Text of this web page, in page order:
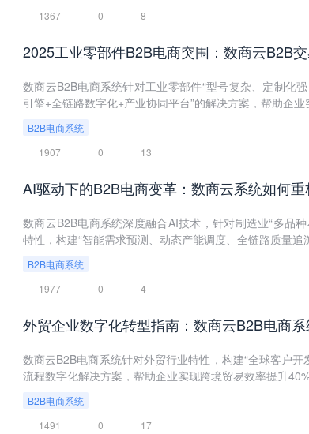
1367
0 8
2025工业零部件B2B电商突围：数商云B2B
数商云B2B电商系统针对工业零部件“型号复杂、定制化
引擎+全链路数字化+产业协同平台”的解决方案，帮助企业
B2B电商系统
1907
0 13
AI驱动下的B2B电商变革：数商云系统如何
数商云B2B电商系统深度融合AI技术，针对制造业“多品
特性，构建“智能需求预测、动态产能调度、全链路质量追
B2B电商系统
1977
0 4
外贸企业数字化转型指南：数商云B2B电商
数商云B2B电商系统针对外贸行业特性，构建“全球客户
流程数字化解决方案，帮助企业实现跨境贸易效率提升
B2B电商系统
1491
0 17